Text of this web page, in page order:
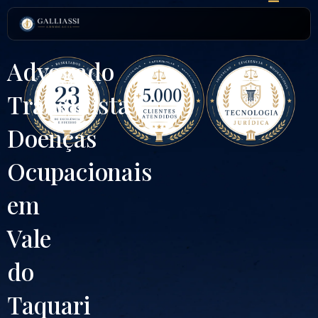
para
conteúdo
Advogado
Trabalhista
Doenças
Ocupacionais
em
Vale
do
Taquari